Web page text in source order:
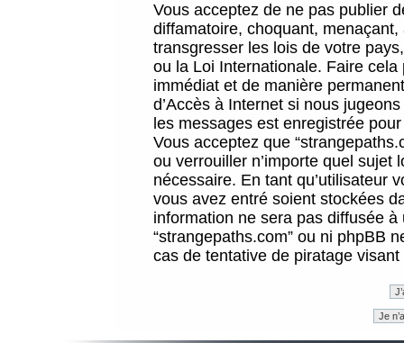
Vous acceptez de ne pas publier
diffamatoire, choquant,
transgresser les lois de votre
ou la Loi Internationale. Faire
immédiat et de manière
d’Accès à Internet si nous
les messages est enregistrée
Vous acceptez que
ou verrouiller n’importe quel sujet
nécessaire. En tant qu’utilisateur
vous avez entré soient stockées
information ne sera pas diffusée
“strangepaths.com” ou ni phpBB
cas de tentative de piratage